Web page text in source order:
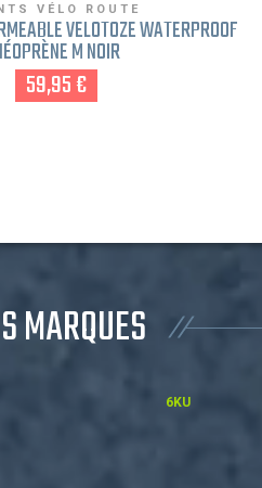
VÉLO ROUTE
VELOTOZE WATERPROOF
M NOIR
59,95 €
MARQUES
6KU